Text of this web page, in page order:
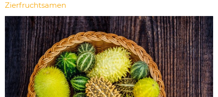
Zierfruchtsamen